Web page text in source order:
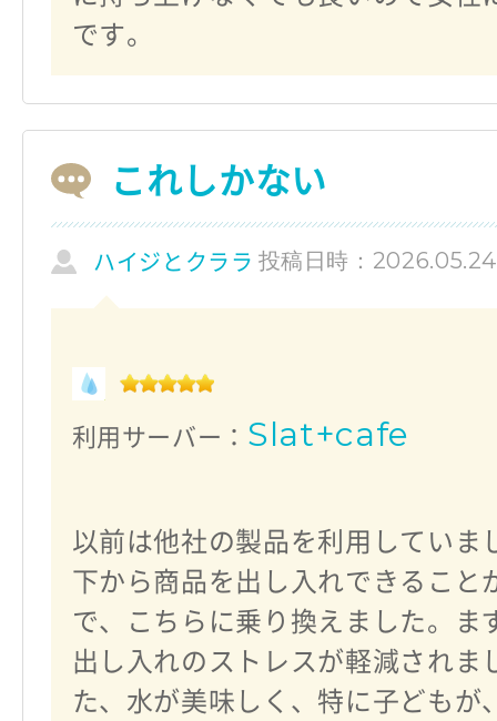
です。
これしかない
ハイジとクララ 投稿日時：2026.05.24
利用サーバー： Slat+cafe
以前は他社の製品を利用していま
下から商品を出し入れできること
で、こちらに乗り換えました。ま
出し入れのストレスが軽減されま
た、水が美味しく、特に子どもが